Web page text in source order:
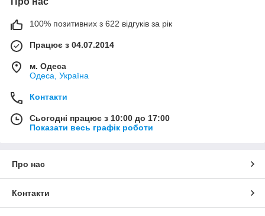
100% позитивних з 622 відгуків за рік
Працює з 04.07.2014
м. Одеса
Одеса, Україна
Контакти
Сьогодні працює з 10:00 до 17:00
Показати весь графік роботи
Про нас
Контакти